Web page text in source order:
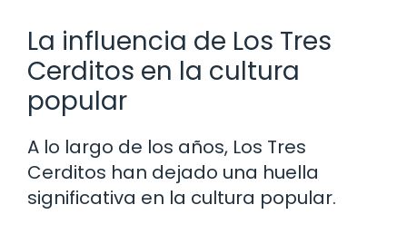
La influencia de Los Tres
Cerditos en la cultura
popular
A lo largo de los años, Los Tres
Cerditos han dejado una huella
significativa en la cultura popular.